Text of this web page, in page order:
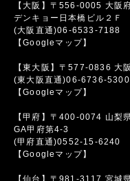
【大阪】〒556-0005 大
デンキョー日本橋ビル２Ｆ
(大阪直通)06-6533-7188
【Googleマップ】
【東大阪】〒577-0836
(東大阪直通)06-6736-5300
【Googleマップ】
【甲府】〒400-0074 山
GA甲府第4-3
(甲府直通)0552-15-6240
【Googleマップ】
【仙台】〒981-3117 宮城